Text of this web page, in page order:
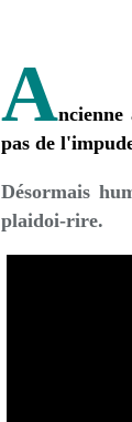
Ancienne
pas de
Désormais
plaidoi-rire.